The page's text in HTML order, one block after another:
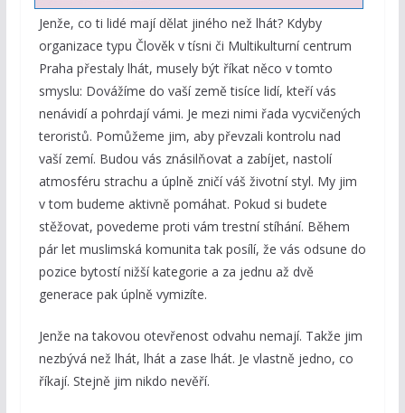
Jenže, co ti lidé mají dělat jiného než lhát? Kdyby
organizace typu Člověk v tísni či Multikulturní centrum
Praha přestaly lhát, musely být říkat něco v tomto
smyslu: Dovážíme do vaší země tisíce lidí, kteří vás
nenávidí a pohrdají vámi. Je mezi nimi řada vycvičených
teroristů. Pomůžeme jim, aby převzali kontrolu nad
vaší zemí. Budou vás znásilňovat a zabíjet, nastolí
atmosféru strachu a úplně zničí váš životní styl. My jim
v tom budeme aktivně pomáhat. Pokud si budete
stěžovat, povedeme proti vám trestní stíhání. Během
pár let muslimská komunita tak posílí, že vás odsune do
pozice bytostí nižší kategorie a za jednu až dvě
generace pak úplně vymizíte.
Jenže na takovou otevřenost odvahu nemají. Takže jim
nezbývá než lhát, lhát a zase lhát. Je vlastně jedno, co
říkají. Stejně jim nikdo nevěří.